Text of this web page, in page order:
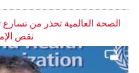
الصحة العالمية تحذر من
نقص